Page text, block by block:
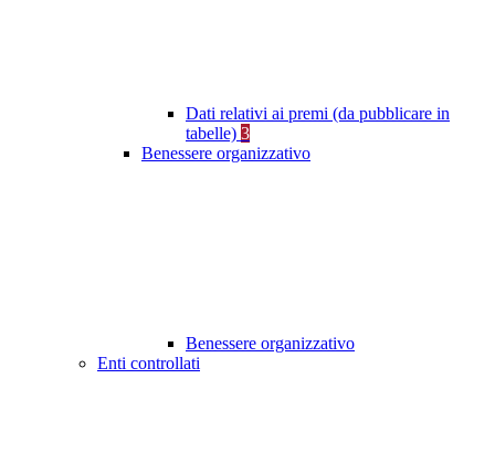
Dati relativi ai premi (da pubblicare in
tabelle) 3
Benessere organizzativo
Benessere organizzativo
Enti controllati